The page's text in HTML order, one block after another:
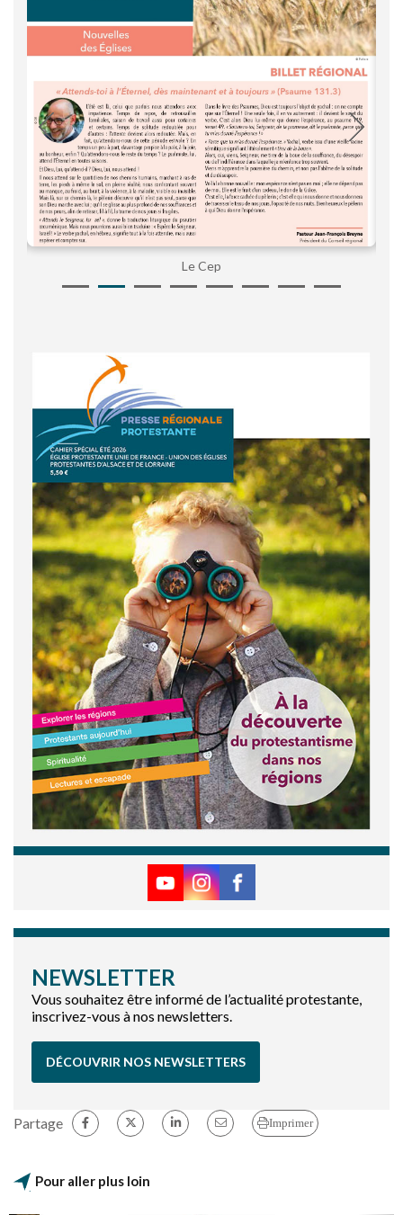
Le Cep
NEWSLETTER
Vous souhaitez être informé de l’actualité protestante,
inscrivez-vous à nos newsletters.
DÉCOUVRIR NOS NEWSLETTERS
Partage Imprimer
Pour aller plus loin